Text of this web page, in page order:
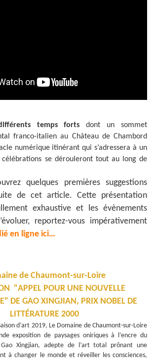
temps forts dont un sommet
franco-italien au Château de Chambord
numérique itinérant qui s’adressera à un
se dérouleront tout au long de
quelques premières suggestions
de cet article. Cette présentation
exhaustive et les évènements
reportez-vous impérativement
en ligne ici…
de Chaumont-sur-Loire
"APPEL POUR UNE NOUVELLE
DE GAO XINGJIAN, PRIX NOBEL DE
LITTÉRATURE 2000
d’art 2019, Le Domaine de Chaumont-sur-Loire
exposition de paysages oniriques à l’encre du
Xingjian, adepte de l’art total prônant une
à changer le monde et réveiller les consciences,